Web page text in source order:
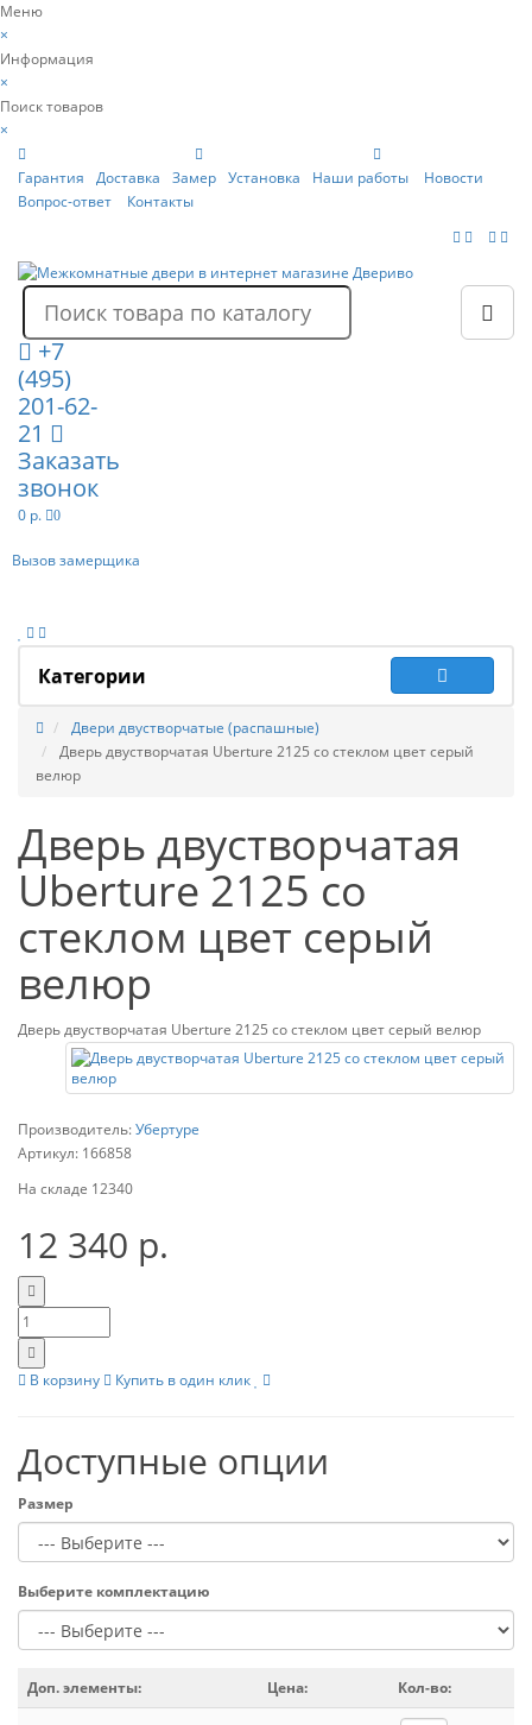
Меню
×
Информация
×
Поиск товаров
×
Гарантия Доставка Замер Установка Наши работы
Новости
Вопрос-ответ
Контакты
+7
(495)
201-62-
21
Заказать
звонок
0 р. 0
Вызов замерщика
Категории
Двери двустворчатые (распашные)
Дверь двустворчатая Uberture 2125 со стеклом цвет серый
велюр
Дверь двустворчатая
Uberture 2125 со
стеклом цвет серый
велюр
Дверь двустворчатая Uberture 2125 со стеклом цвет серый велюр
Производитель:Убертуре
Артикул: 166858
На складе 12340
12 340 р.
В корзину Купить в один клик
Доступные опции
Размер
Выберите комплектацию
Доп. элементы: Цена: Кол-во: